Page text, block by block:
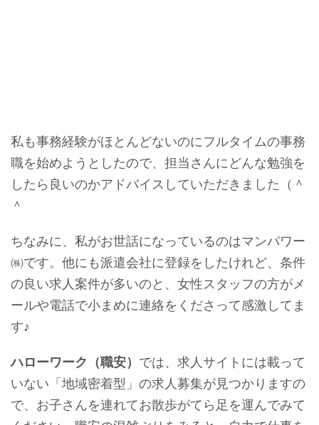
私も事務経験がほとんどないのにフルタイムの事務
職を始めようとしたので、担当さんにどんな勉強を
したら良いのかアドバイスしていただきました（＾
＾
ちなみに、私がお世話になっているのはマンパワー
㈱です。他にも派遣会社に登録をしたけれど、条件
の良い求人案件が多いのと、女性スタッフの方がメ
ールや電話で小まめに連絡をくださって感激してま
す♪
ハローワーク（職安） では、求人サイトには載って
いない「地域密着型」の求人募集が見つかりますの
で、お子さんを連れてお散歩がてら足を運んでみて